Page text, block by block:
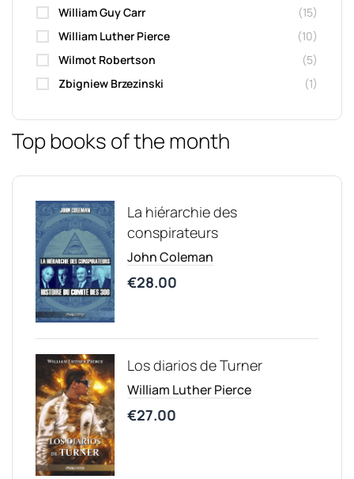
William Guy Carr
(15)
William Luther Pierce
(10)
Wilmot Robertson
(5)
Zbigniew Brzezinski
(1)
Top books of the month
La hiérarchie des
conspirateurs
John Coleman
€28.00
Los diarios de Turner
William Luther Pierce
€27.00